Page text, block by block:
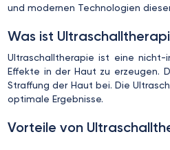
und modernen Technologien
Was ist
Ultraschalltherapie ist eine nicht-
Effekte in der Haut zu erzeugen.
Straffung der Haut bei. Die
optimale Ergebnisse.
Vorteile von